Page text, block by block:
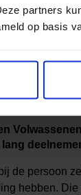
partners
op basis
aanbieder?
op de
de persoon
hebben.